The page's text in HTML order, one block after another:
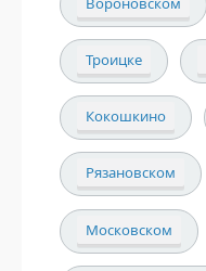
Троицке
Кокошкино
Рязановском
Московском